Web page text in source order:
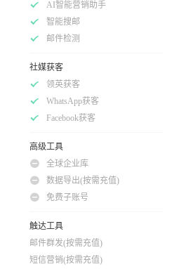
AI智能营销助手
智能搜邮
邮件检测
社媒获客
领英获客
WhatsApp获客
Facebook获客
高级工具
全球企业库
数据导出(按需充值)
免费子账号
触达工具
邮件群发(按需充值)
短信营销(按需充值)